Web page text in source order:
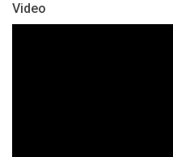
Video